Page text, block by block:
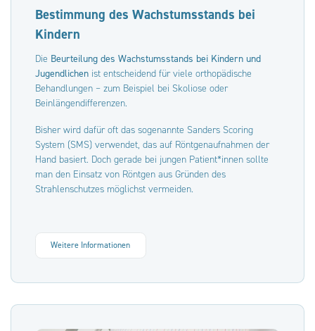
Bestimmung des Wachstumsstands bei
Kindern
Die Beurteilung des Wachstumsstands bei Kindern und
Jugendlichen ist entscheidend für viele orthopädische
Behandlungen – zum Beispiel bei Skoliose oder
Beinlängendifferenzen.
Bisher wird dafür oft das sogenannte Sanders Scoring
System (SMS) verwendet, das auf Röntgenaufnahmen der
Hand basiert. Doch gerade bei jungen Patient*innen sollte
man den Einsatz von Röntgen aus Gründen des
Strahlenschutzes möglichst vermeiden.
Weitere Informationen